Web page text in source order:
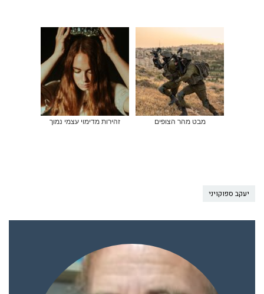
מבט מהר הצופים זהירות מדימוי עצמי נמוך
יעקב ספוקויני